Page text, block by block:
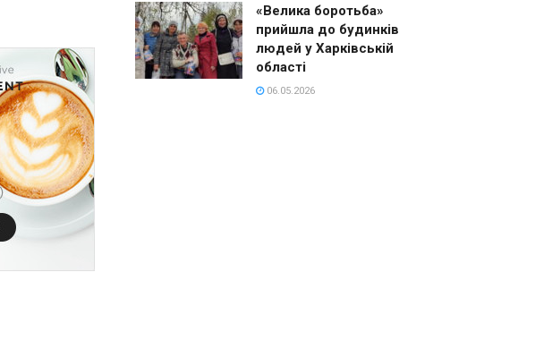
«Велика боротьба»
прийшла до будинків
людей у Харківській
області
06.05.2026